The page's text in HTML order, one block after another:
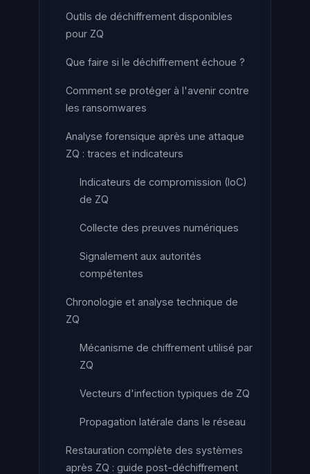
Outils de déchiffrement disponibles
pour ZQ
Que faire si le déchiffrement échoue ?
Comment se protéger à l'avenir contre
les ransomwares
Analyse forensique après une attaque
ZQ : traces et indicateurs
Indicateurs de compromission (IoC)
de ZQ
Collecte des preuves numériques
Signalement aux autorités
compétentes
Chronologie et analyse technique de
ZQ
Mécanisme de chiffrement utilisé par
ZQ
Vecteurs d'infection typiques de ZQ
Propagation latérale dans le réseau
Restauration complète des systèmes
après ZQ : guide post-déchiffrement